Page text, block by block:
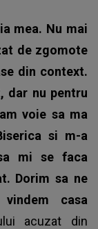
mea. Nu mai
de zgomote
din context.
dar nu pentru
voie sa ma
si m-a
mi se faca
Dorim sa ne
casa
acuzat din